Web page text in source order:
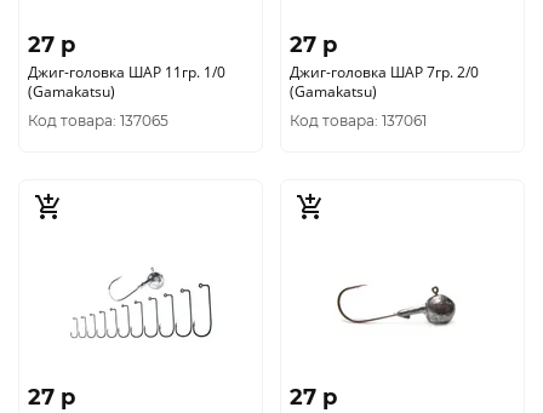
27 p
Джиг-головка ШАР 11гр. 1/0
(Gamakatsu)
Код товара: 137065
27 p
Джиг-головка ШАР 7гр. 2/0
(Gamakatsu)
Код товара: 137061
27 p 27 p